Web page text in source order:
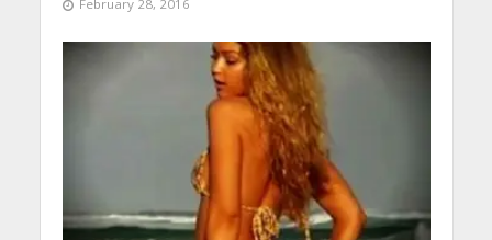
February 28, 2016